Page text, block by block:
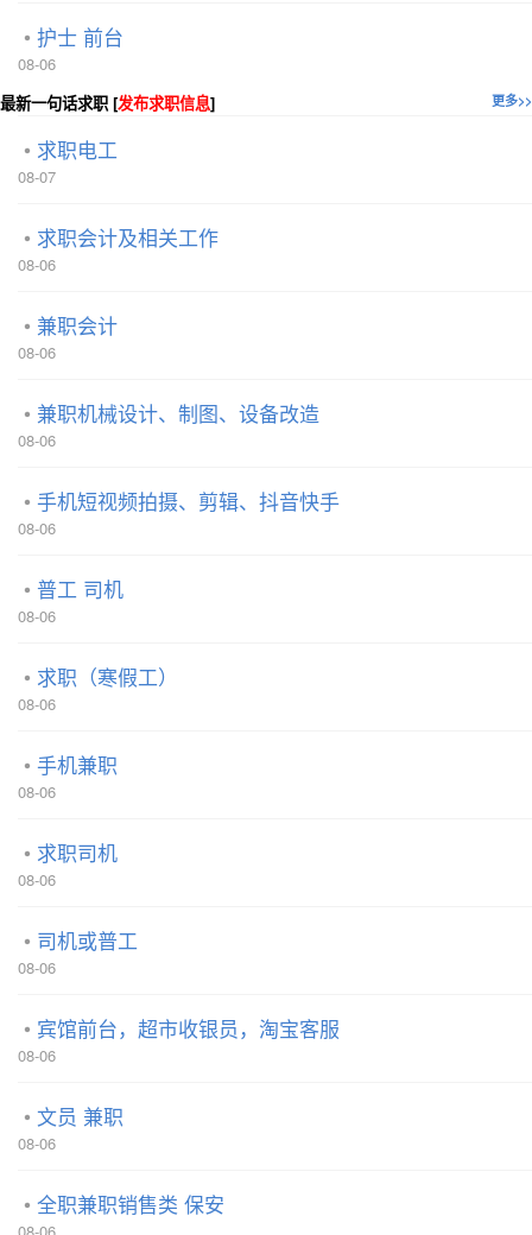
护士 前台
08-06
更多>>
最新一句话求职 [发布求职信息]
求职电工
08-07
求职会计及相关工作
08-06
兼职会计
08-06
兼职机械设计、制图、设备改造
08-06
手机短视频拍摄、剪辑、抖音快手
08-06
普工 司机
08-06
求职（寒假工）
08-06
手机兼职
08-06
求职司机
08-06
司机或普工
08-06
宾馆前台，超市收银员，淘宝客服
08-06
文员 兼职
08-06
全职兼职销售类 保安